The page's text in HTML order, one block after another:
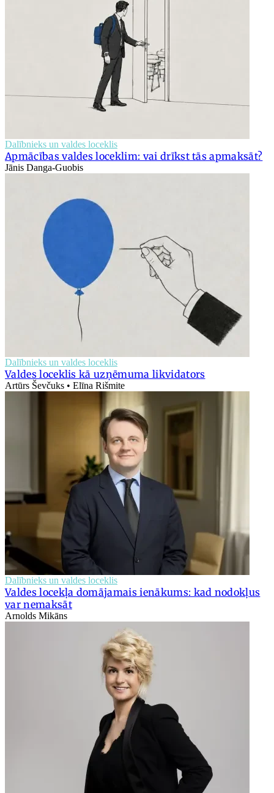
Dalībnieks un valdes loceklis
Apmācības valdes loceklim: vai drīkst tās apmaksāt?
Jānis Danga-Guobis
Dalībnieks un valdes loceklis
Valdes loceklis kā uzņēmuma likvidators
Artūrs Ševčuks • Elīna Rišmite
Dalībnieks un valdes loceklis
Valdes locekļa domājamais ienākums: kad nodokļus
var nemaksāt
Arnolds Mikāns